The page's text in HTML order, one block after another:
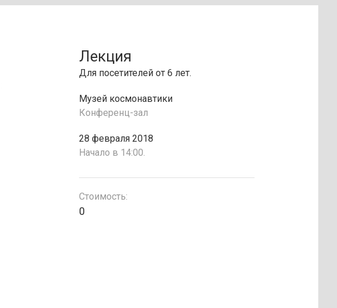
Лекция
Для посетителей от 6 лет.
Музей космонавтики
Конференц-зал
28 февраля 2018
Начало в 14:00.
Стоимость:
0